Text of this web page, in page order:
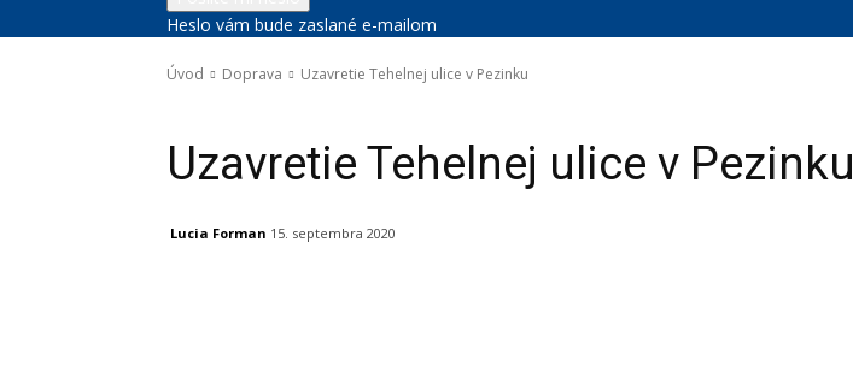
Heslo vám bude zaslané e-mailom
Úvod Doprava Uzavretie Tehelnej ulice v Pezinku
Uzavretie Tehelnej ulice v Pezinku
Lucia Forman 15. septembra 2020